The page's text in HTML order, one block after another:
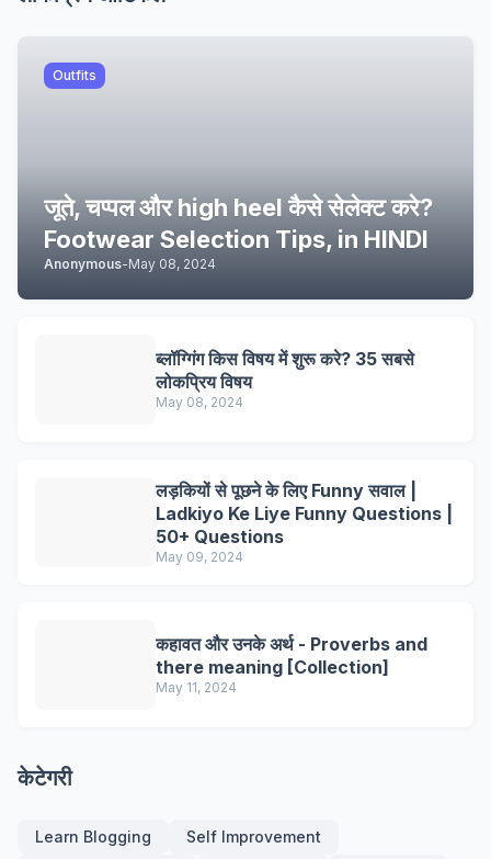
Outfits
जूते, चप्पल और high heel कैसे सेलेक्ट करे?
Footwear Selection Tips, in HINDI
Anonymous-May 08, 2024
ब्लॉग्गिंग किस विषय में शुरू करे? 35 सबसे
लोकप्रिय विषय
May 08, 2024
लड़कियों से पूछने के लिए Funny सवाल |
Ladkiyo Ke Liye Funny Questions |
50+ Questions
May 09, 2024
कहावत और उनके अर्थ - Proverbs and
there meaning [Collection]
May 11, 2024
केटेगरी
Learn Blogging
Self Improvement